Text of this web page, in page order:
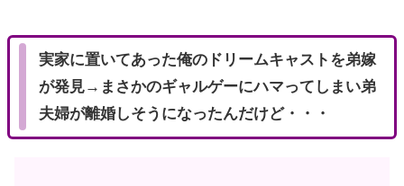
実家に置いてあった俺のドリームキャストを弟嫁
が発見→まさかのギャルゲーにハマってしまい弟
夫婦が離婚しそうになったんだけど・・・